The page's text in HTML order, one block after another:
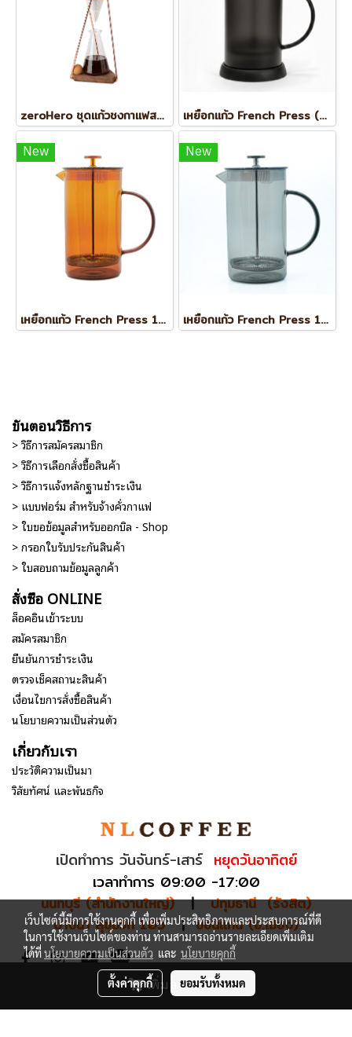
เพิ่มลงรถเข็น
zeroHero ชุดแก้วชงกาแฟสกัดเย็น Cold brewer เหยือกแก้ว French Press (1ลิตร)
New
เหยือกแก้ว French Press 1000 ml. สีส้ม
New
เหยือกแก้ว French Press 1000 ml. สีเทา
ขั้นตอนวิธีการ
> วิธีการสมัครสมาชิก
> วิธีการเลือกสั่งซื้อสินค้า
> วิธีการแจ้งหลักฐานชำระเงิน
> แบบฟอร์ม สำหรับจ้างคั่วกาแฟ
> ใบขอข้อมูลสำหรับออกบิล - Shop
> กรอกใบรับประกันสินค้า
> ใบสอบถามข้อมูลลูกค้า
สั่งซื้อ ONLINE
ล็อคอินเข้าระบบ
สมัครสมาชิก
ยืนยันการชำระเงิน
ตรวจเช็คสถานะสินค้า
เงื่อนไขการสั่งซื้อสินค้า
นโยบายความเป็นส่วนตัว
เกี่ยวกับเรา
ประวัติความเป็นมา
วิสัยทัศน์ และพันธกิจ
เปิดทำการ วันจันทร์-เสาร์ หยุดวันอาทิตย์
เวลาทำการ 09:00 -17:00
นนทบุรี (สำนักงานใหญ่)|
ปทุมธานี (รังสิต)
บางนา สุขุมวิท 103| ขอนแก่น (อ.เมือง)
เว็บไซต์นี้มีการใช้งานคุกกี้ เพื่อเพิ่มประสิทธิภาพและประสบการณ์ที่ดี
ในการใช้งานเว็บไซต์ของท่าน ท่านสามารถอ่านรายละเอียดเพิ่มเติม
ได้ที่นโยบายความเป็นส่วนตัว และ นโยบายคุกกี้
ตั้งค่าคุกกี้ ยอมรับทั้งหมด